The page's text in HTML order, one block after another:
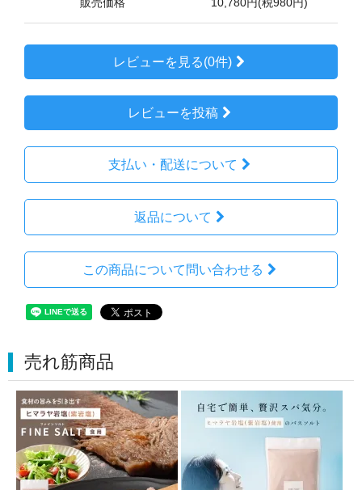
販売価格 10,780円(税980円)
レビューを見る(0件)
レビューを投稿
支払い・配送について
返品について
この商品について問い合わせる
売れ筋商品